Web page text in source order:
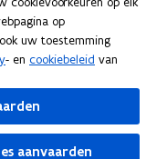
op
uw toestemming
- en cookiebeleid van
aanvaarden